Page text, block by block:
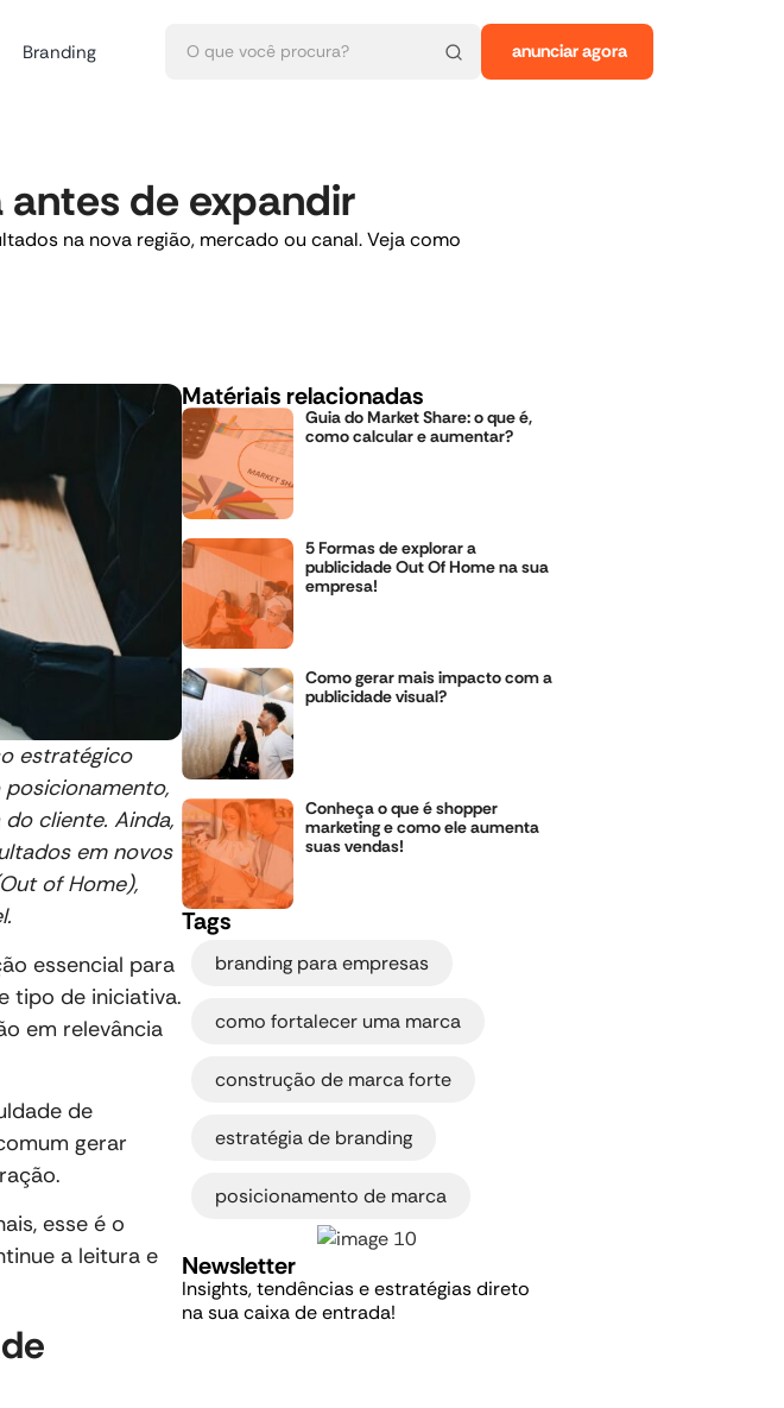
Branding anunciar agora
de expandir
na nova região, mercado ou canal. Veja como
estratégico
cliente. Ainda,
em novos
of Home),
essencial para
tipo de iniciativa.
em relevância
de
gerar
esse é o
a leitura e
Matériais relacionadas
Guia do Market Share: o que é,
como calcular e aumentar?
5 Formas de explorar a
publicidade Out Of Home na sua
empresa!
Como gerar mais impacto com a
publicidade visual?
Conheça o que é shopper
marketing e como ele aumenta
suas vendas!
Tags
branding para empresas
como fortalecer uma marca
construção de marca forte
estratégia de branding
posicionamento de marca
Newsletter
Insights, tendências e estratégias direto
na sua caixa de entrada!